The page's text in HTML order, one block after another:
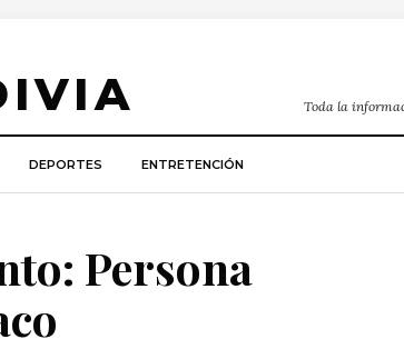
Toda la
DEPORTES ENTRETENCIÓN
Persona